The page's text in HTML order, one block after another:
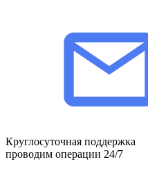
Круглосуточная поддержка
проводим операции 24/7